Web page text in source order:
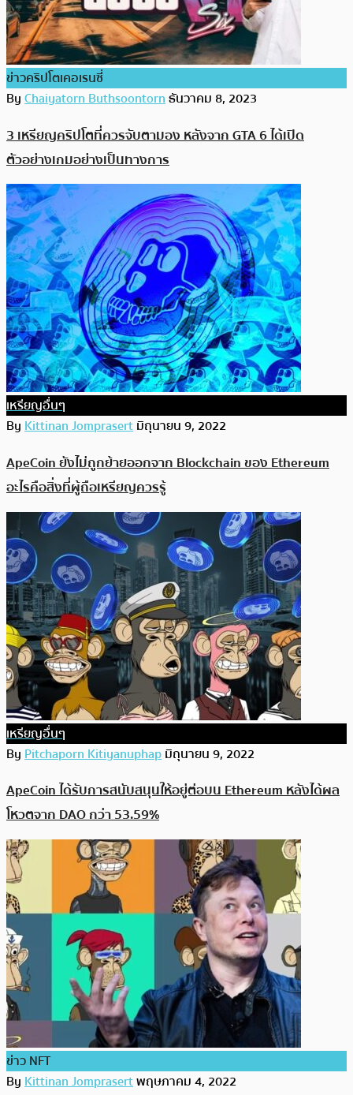
ข่าวคริปโตเคอเรนซี่
ByChaiyatorn Buthsoontornธันวาคม 8, 2023
3 เหรียญคริปโตที่ควรจับตามอง หลังจาก GTA 6 ได้เปิด
ตัวอย่างเกมอย่างเป็นทางการ
เหรียญอื่นๆ
ByKittinan Jomprasertมิถุนายน 9, 2022
ApeCoin ยังไม่ถูกย้ายออกจาก Blockchain ของ Ethereum
อะไรคือสิ่งที่ผู้ถือเหรียญควรรู้
เหรียญอื่นๆ
ByPitchaporn Kitiyanuphapมิถุนายน 9, 2022
ApeCoin ได้รับการสนับสนุนให้อยู่ต่อบน Ethereum หลังได้ผล
โหวตจาก DAO กว่า 53.59%
ข่าว NFT
ByKittinan Jomprasertพฤษภาคม 4, 2022